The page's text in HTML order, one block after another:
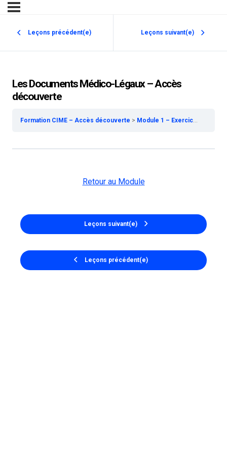
Leçons précédent(e) Leçons suivant(e)
Les Documents Médico-Légaux – Accès
découverte
Formation CIME – Accès découverte Module 1 – Exercice de la Médecine Esthétique – Accès découverte
Leçons précédent(e)
Retour au Module
Leçons suivant(e)